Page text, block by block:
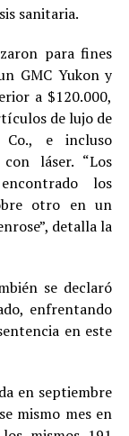
sanitaria.
para fines
GMC Yukon y
a $120.000,
de lujo de
e incluso
láser. “Los
los
otro en un
detalla la
se declaró
enfrentando
en este
en septiembre
mismo mes en